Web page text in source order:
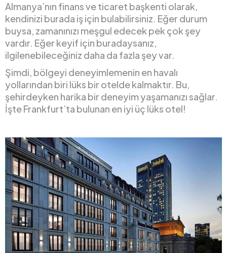
Almanya’nın finans ve ticaret başkenti olarak,
kendinizi burada iş için bulabilirsiniz. Eğer durum
buysa, zamanınızı meşgul edecek pek çok şey
vardır. Eğer keyif için buradaysanız,
ilgilenebileceğiniz daha da fazla şey var.
Şimdi, bölgeyi deneyimlemenin en havalı
yollarından biri lüks bir otelde kalmaktır. Bu,
şehirdeyken harika bir deneyim yaşamanızı sağlar.
İşte Frankfurt’ta bulunan en iyi üç lüks otel!